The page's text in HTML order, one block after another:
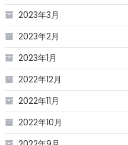
2023年3月
2023年2月
2023年1月
2022年12月
2022年11月
2022年10月